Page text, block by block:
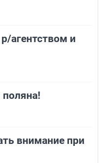
агентством и
внимание при